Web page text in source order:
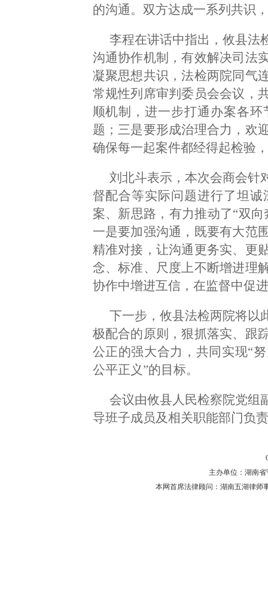
的沟通。双方达成一系列共识
李程在讲话中指出，攸县法
沟通协作机制，有效解决司法
凝聚思想共识，法检两院同气
常规性列席审判委员会会议，
顺机制，进一步打通办案各
题；三是要形成治理合力，欢
确保每一起案件都经得起检验
刘北斗表示，本次会商会针
督配合等实际问题进行了坦
案、新思路，有力推动了“双
一是要加强沟通，既要有大范
精准对接，让沟通更务实、更
念、标准、尺度上不断增进理
协作中增进互信，在监督中促
下一步，攸县法检两院将以
极配合的原则，狠抓落实、跟
公正的强大合力，共同实现“
公平正义”的目标。
会议由攸县人民检察院党组
导班子成员及相关职能部门负
主办单位：湖南省
本网首席法律顾问：湖南五湖律师